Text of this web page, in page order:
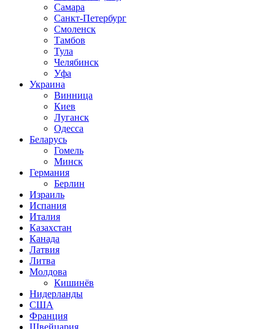
Самара
Санкт-Петербург
Смоленск
Тамбов
Тула
Челябинск
Уфа
Украина
Винница
Киев
Луганск
Одесса
Беларусь
Гомель
Минск
Германия
Берлин
Израиль
Испания
Италия
Казахстан
Канада
Латвия
Литва
Молдова
Кишинёв
Нидерланды
США
Франция
Швейцария